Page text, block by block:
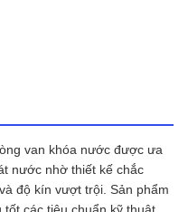
van khóa nước được ưa
nước nhờ thiết kế chắc
độ kín vượt trội. Sản phẩm